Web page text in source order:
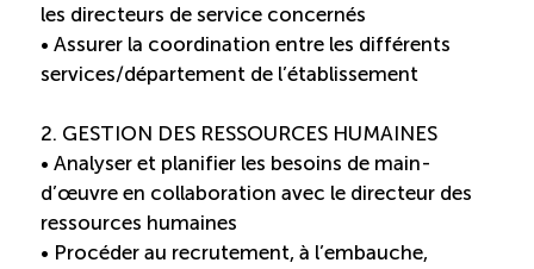
Reconnaissance des compétences
Initiatives
les directeurs de service concernés
• Assurer la coordination entre les différents
services/département de l’établissement
2. GESTION DES RESSOURCES HUMAINES
• Analyser et planifier les besoins de main-
d’œuvre en collaboration avec le directeur des
ressources humaines
• Procéder au recrutement, à l’embauche,